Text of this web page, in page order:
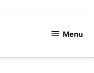
Menu